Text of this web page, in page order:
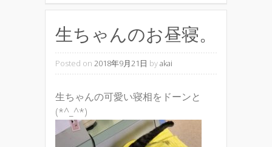
生ちゃんのお昼寝。
Posted on 2018年9月21日 byakai
生ちゃんの可愛い寝相をドーンと
(*^_^*)